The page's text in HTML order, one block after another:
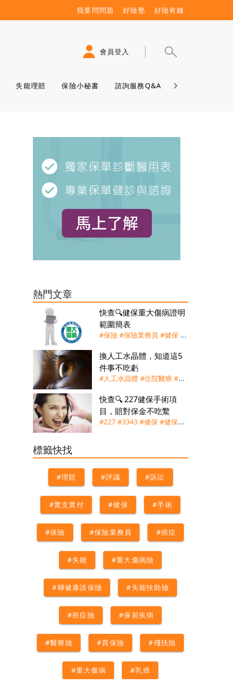
我要問問題 好險塾 好險有錢
會員登入
失能理賠 保險小秘書 諮詢服務Q&A 保險學堂
熱門文章
快查🔍健保重大傷病證明
範圍簡表
#保險 #保險業務員 #健保 #
換人工水晶體，知道這5
件事不吃虧
#人工水晶體 #住院醫療 #健
#白內障#自付差額
快查🔍 227健保手術項
目，賠對保金不吃鱉
#227 #3343 #健保 #健保快
標籤快找
#理賠 #評議 #訴訟
#實支實付 #健保 #手術
#保險 #保險業務員 #癌症
#失能 #重大傷病險
#聊健康談保險 #失能扶助險
#癌症險 #保前疾病
#醫療險 #買保險 #殘扶險
#重大傷病 #乳癌